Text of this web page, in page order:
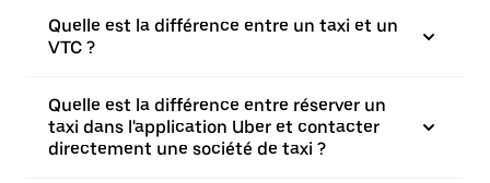
Quelle est la différence entre un taxi et un
VTC ?
Quelle est la différence entre réserver un
taxi dans l'application Uber et contacter
directement une société de taxi ?